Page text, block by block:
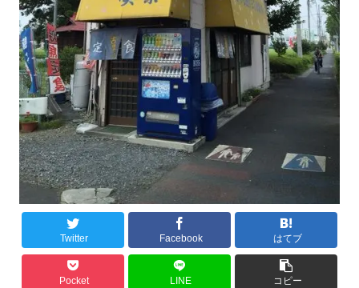
Twitter Facebook はてブ
Pocket LINE コピー